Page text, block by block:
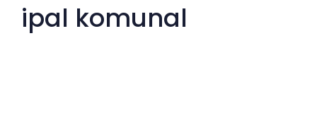
ipal komunal